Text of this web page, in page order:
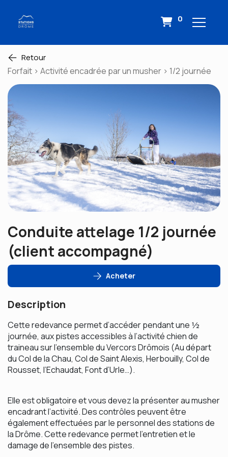
0
Retour
Forfait > Activité encadrée par un musher > 1/2 journée
Conduite attelage 1/2 journée
(client accompagné)
Acheter
Description
Cette redevance permet d’accéder pendant une ½
journée, aux pistes accessibles à l’activité chien de
traineau sur l’ensemble du Vercors Drômois (Au départ
du Col de la Chau, Col de Saint Alexis, Herbouilly, Col de
Rousset, l’Echaudat, Font d’Urle…).
Elle est obligatoire et vous devez la présenter au musher
encadrant l’activité. Des contrôles peuvent être
également effectuées par le personnel des stations de
la Drôme. Cette redevance permet l’entretien et le
damage de l’ensemble des pistes.